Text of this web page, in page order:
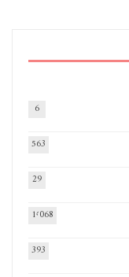
6
563
29
1٬068
393